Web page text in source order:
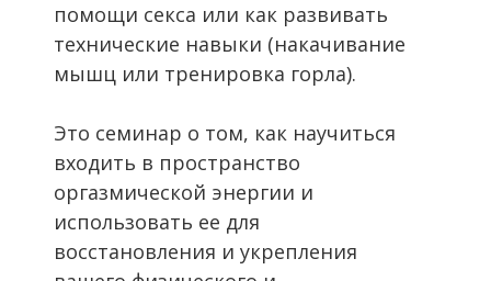
помощи секса или как развивать
технические навыки (накачивание
мышц или тренировка горла).
Это семинар о том, как научиться
входить в пространство
оргазмической энергии и
использовать ее для
восстановления и укрепления